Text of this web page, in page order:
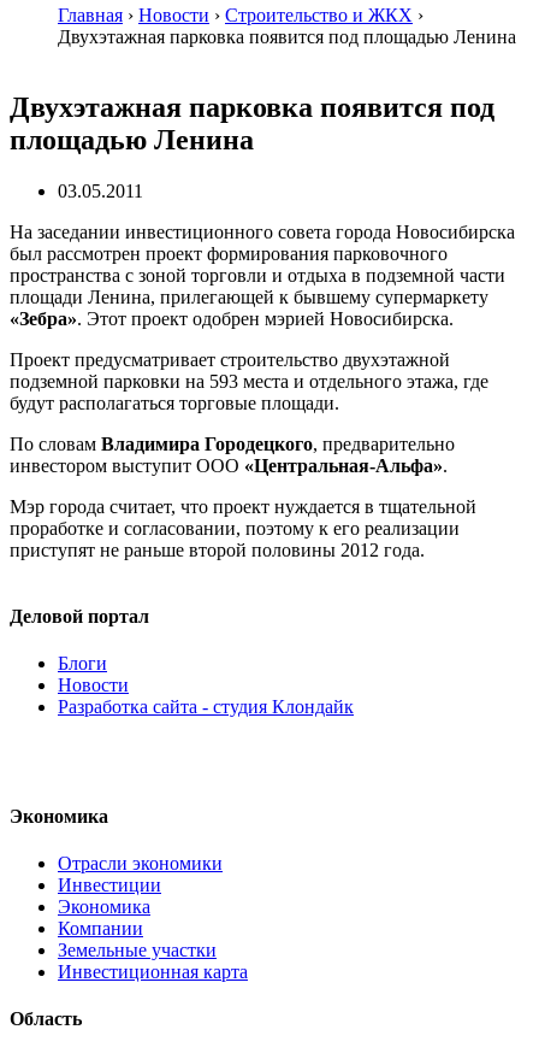
Главная › Новости › Строительство и ЖКХ ›
Двухэтажная парковка появится под площадью Ленина
Двухэтажная парковка появится под
площадью Ленина
03.05.2011
На заседании инвестиционного совета города Новосибирска
был рассмотрен проект формирования парковочного
пространства с зоной торговли и отдыха в подземной части
площади Ленина, прилегающей к бывшему супермаркету
«Зебра». Этот проект одобрен мэрией Новосибирска.
Проект предусматривает строительство двухэтажной
подземной парковки на 593 места и отдельного этажа, где
будут располагаться торговые площади.
По словам Владимира Городецкого, предварительно
инвестором выступит ООО «Центральная-Альфа».
Мэр города считает, что проект нуждается в тщательной
проработке и согласовании, поэтому к его реализации
приступят не раньше второй половины 2012 года.
Деловой портал
Блоги
Новости
Разработка сайта - студия Клондайк
Экономика
Отрасли экономики
Инвестиции
Экономика
Компании
Земельные участки
Инвестиционная карта
Область